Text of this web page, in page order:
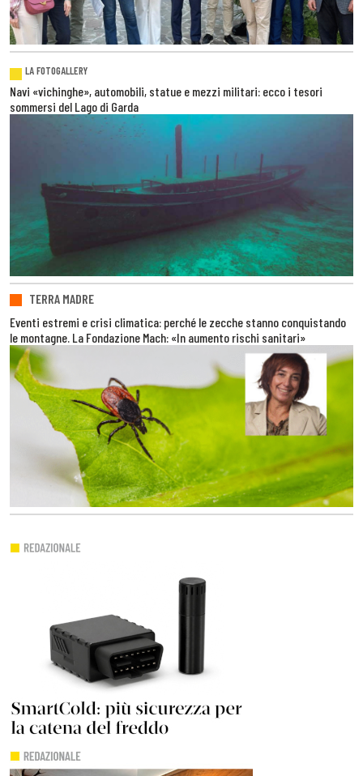
LA FOTOGALLERY
Navi «vichinghe», automobili, statue e mezzi militari: ecco i tesori
sommersi del Lago di Garda
TERRA MADRE
Eventi estremi e crisi climatica: perché le zecche stanno conquistando
le montagne. La Fondazione Mach: «In aumento rischi sanitari»